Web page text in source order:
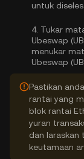
untuk
4. Tukar
Ubeswap
menukar
Ubeswap
Pastikan
rantai yang
blok rantai
yuran
dan laraskan
keutamaan